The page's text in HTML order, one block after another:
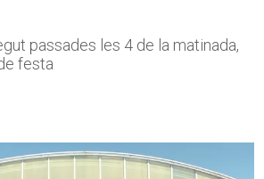
passades les 4 de la matinada,
festa